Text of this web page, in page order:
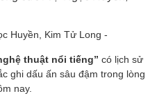
Huyền, Kim Tử Long -
thuật nổi tiếng” có lịch sử
ghi dấu ấn sâu đậm trong lòng
nay.